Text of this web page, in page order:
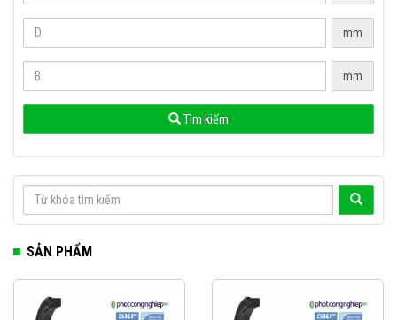
mm
mm
Tìm kiếm
SẢN PHẨM